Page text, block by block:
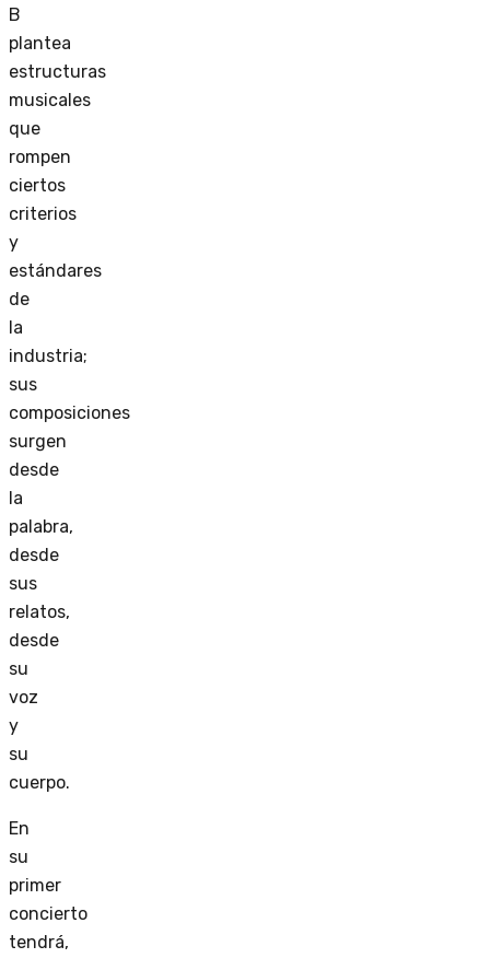
B
plantea
estructuras
musicales
que
rompen
ciertos
criterios
y
estándares
de
la
industria;
sus
composiciones
surgen
desde
la
palabra,
desde
sus
relatos,
desde
su
voz
y
su
cuerpo.
En
su
primer
concierto
tendrá,